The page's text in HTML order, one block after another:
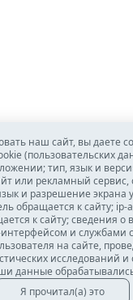
наш сайт, вы даете
(пользовательских
тип, язык и
или рекламный сервис,
и разрешение экрана
обращается к сайту; ip-
к сайту; сведения о
интерфейсом и службами
на сайте,
исследований
данные
Я прочитал(а) это